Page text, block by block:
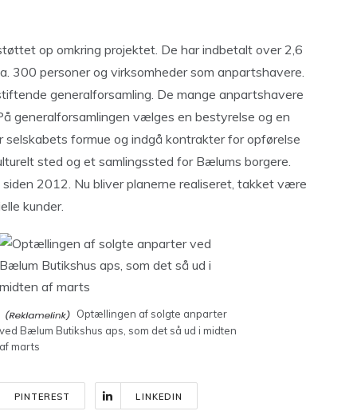
op omkring projektet. De har indbetalt over 2,6
300 personer og virksomheder som anpartshavere.
generalforsamling. De mange anpartshavere
generalforsamlingen vælges en bestyrelse og en
formue og indgå kontrakter for opførelse
sted og et samlingssted for Bælums borgere.
2012. Nu bliver planerne realiseret, takket være
kunder.
Optællingen af solgte anparter
ved Bælum Butikshus aps, som det så ud i midten
af marts
PINTEREST LINKEDIN